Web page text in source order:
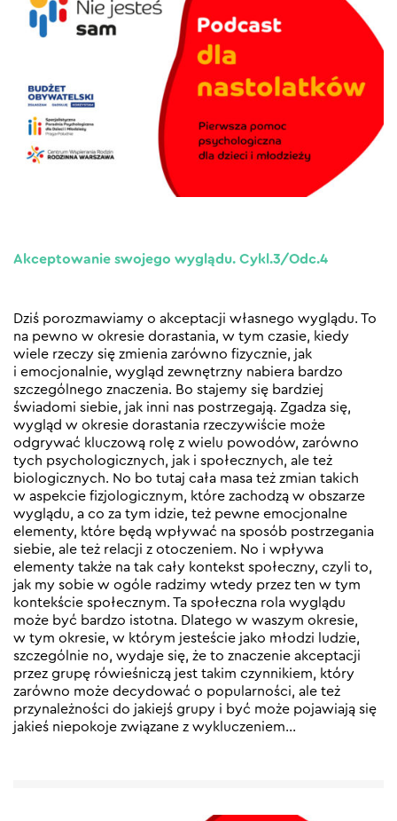
Akceptowanie swojego wyglądu. Cykl.3/Odc.4
Dziś porozmawiamy o akceptacji własnego wyglądu. To
na pewno w okresie dorastania, w tym czasie, kiedy
wiele rzeczy się zmienia zarówno fizycznie, jak
i emocjonalnie, wygląd zewnętrzny nabiera bardzo
szczególnego znaczenia. Bo stajemy się bardziej
świadomi siebie, jak inni nas postrzegają. Zgadza się,
wygląd w okresie dorastania rzeczywiście może
odgrywać kluczową rolę z wielu powodów, zarówno
tych psychologicznych, jak i społecznych, ale też
biologicznych. No bo tutaj cała masa też zmian takich
w aspekcie fizjologicznym, które zachodzą w obszarze
wyglądu, a co za tym idzie, też pewne emocjonalne
elementy, które będą wpływać na sposób postrzegania
siebie, ale też relacji z otoczeniem. No i wpływa
elementy także na tak cały kontekst społeczny, czyli to,
jak my sobie w ogóle radzimy wtedy przez ten w tym
kontekście społecznym. Ta społeczna rola wyglądu
może być bardzo istotna. Dlatego w waszym okresie,
w tym okresie, w którym jesteście jako młodzi ludzie,
szczególnie no, wydaje się, że to znaczenie akceptacji
przez grupę rówieśniczą jest takim czynnikiem, który
zarówno może decydować o popularności, ale też
przynależności do jakiejś grupy i być może pojawiają się
jakieś niepokoje związane z wykluczeniem…